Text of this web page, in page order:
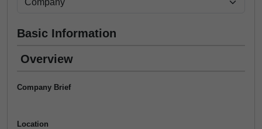
Basic Information
Overview
Company Brief
Location